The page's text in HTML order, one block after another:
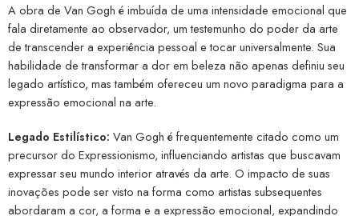
A obra de Van Gogh é imbuída de uma intensidade emocional que
fala diretamente ao observador, um testemunho do poder da arte
de transcender a experiência pessoal e tocar universalmente. Sua
habilidade de transformar a dor em beleza não apenas definiu seu
legado artístico, mas também ofereceu um novo paradigma para a
expressão emocional na arte.
Legado Estilístico: Van Gogh é frequentemente citado como um
precursor do Expressionismo, influenciando artistas que buscavam
expressar seu mundo interior através da arte. O impacto de suas
inovações pode ser visto na forma como artistas subsequentes
abordaram a cor, a forma e a expressão emocional, expandindo